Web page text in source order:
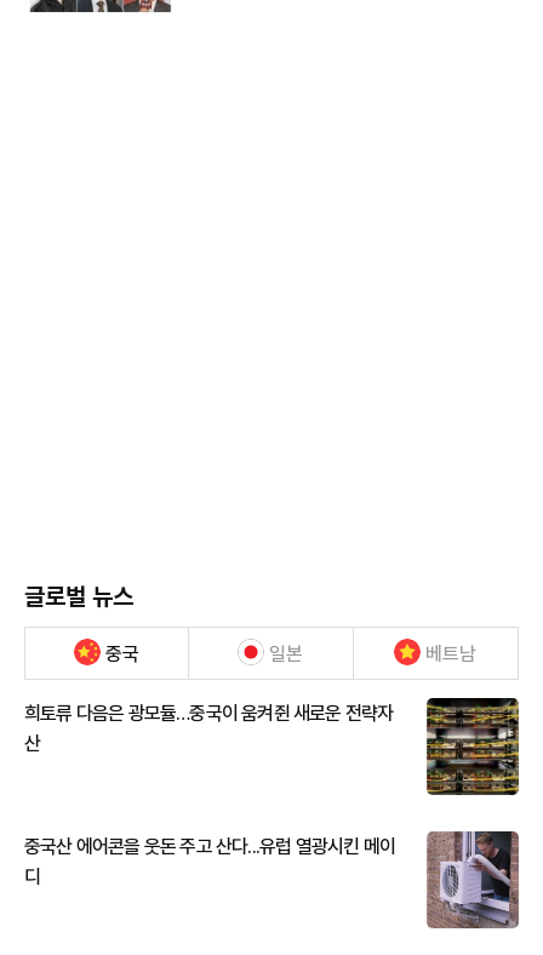
글로벌 뉴스
중국 일본 베트남
희토류 다음은 광모듈…중국이 움켜쥔 새로운 전략자
산
중국산 에어콘을 웃돈 주고 산다...유럽 열광시킨 메이
디